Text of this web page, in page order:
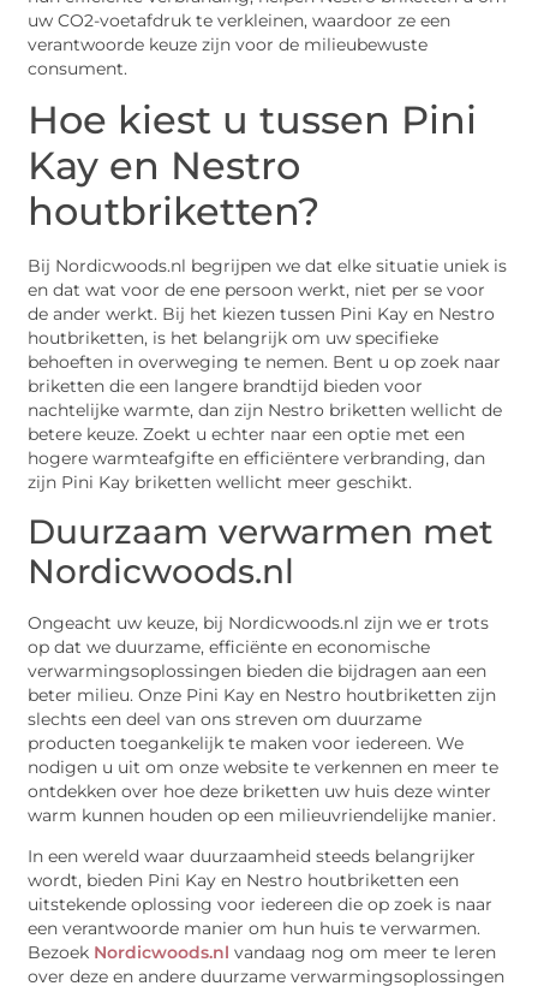
uw CO2-voetafdruk te verkleinen, waardoor ze een
verantwoorde keuze zijn voor de milieubewuste
consument.
Hoe kiest u tussen Pini
Kay en Nestro
houtbriketten?
Bij Nordicwoods.nl begrijpen we dat elke situatie uniek is
en dat wat voor de ene persoon werkt, niet per se voor
de ander werkt. Bij het kiezen tussen Pini Kay en Nestro
houtbriketten, is het belangrijk om uw specifieke
behoeften in overweging te nemen. Bent u op zoek naar
briketten die een langere brandtijd bieden voor
nachtelijke warmte, dan zijn Nestro briketten wellicht de
betere keuze. Zoekt u echter naar een optie met een
hogere warmteafgifte en efficiëntere verbranding, dan
zijn Pini Kay briketten wellicht meer geschikt.
Duurzaam verwarmen met
Nordicwoods.nl
Ongeacht uw keuze, bij Nordicwoods.nl zijn we er trots
op dat we duurzame, efficiënte en economische
verwarmingsoplossingen bieden die bijdragen aan een
beter milieu. Onze Pini Kay en Nestro houtbriketten zijn
slechts een deel van ons streven om duurzame
producten toegankelijk te maken voor iedereen. We
nodigen u uit om onze website te verkennen en meer te
ontdekken over hoe deze briketten uw huis deze winter
warm kunnen houden op een milieuvriendelijke manier.
In een wereld waar duurzaamheid steeds belangrijker
wordt, bieden Pini Kay en Nestro houtbriketten een
uitstekende oplossing voor iedereen die op zoek is naar
een verantwoorde manier om hun huis te verwarmen.
Bezoek Nordicwoods.nl vandaag nog om meer te leren
over deze en andere duurzame verwarmingsoplossingen